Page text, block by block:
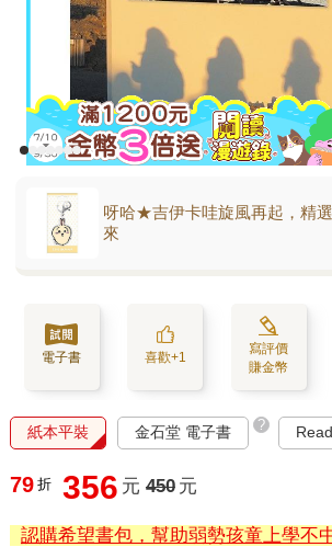
呀哈★吉伊卡哇旋風再起，精
來
電子書 喜歡+1
寫評價
賺金幣
紙本平裝 金石堂 電子書 ?
79 折 356 元 450 元
認購希望書包，幫助弱勢孩童上學不